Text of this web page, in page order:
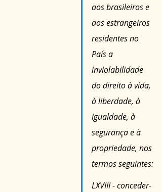
aos brasileiros e
aos estrangeiros
residentes no
País a
inviolabilidade
do direito à vida,
à liberdade, à
igualdade, à
segurança e à
propriedade, nos
termos seguintes:
LXVIII - conceder-